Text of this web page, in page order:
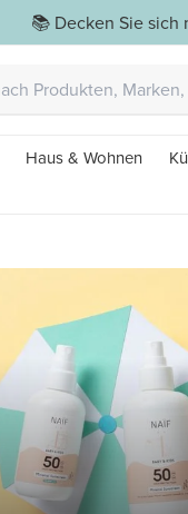
📚 Decken Sie sich
Haus & Wohnen